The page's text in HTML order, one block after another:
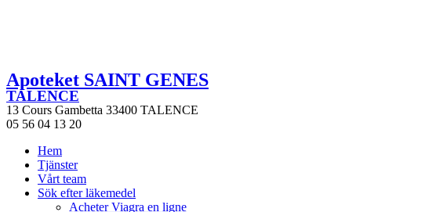
Apoteket SAINT GENES
TALENCE
13 Cours Gambetta 33400 TALENCE
05 56 04 13 20
Hem
Tjänster
Vårt team
Sök efter läkemedel
Acheter Viagra en ligne